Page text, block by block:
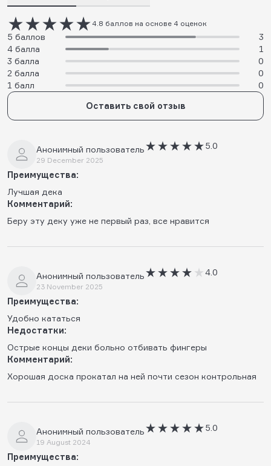
4.8 баллов на основе 4 оценок
5 баллов
3
4 балла
1
3 балла
0
2 балла
0
1 балл
0
Оставить свой отзыв
Анонимный пользователь
29 December 2025
5.0
Преимущества:
Лучшая дека
Комментарий:
Беру эту деку уже не первый раз, все нравится
Анонимный пользователь
23 November 2025
4.0
Преимущества:
Удобно кататься
Недостатки:
Острые концы деки больно отбивать фингеры
Комментарий:
Хорошая доска прокатал на ней почти сезон контрольная
Анонимный пользователь
19 August 2024
5.0
Преимущества: